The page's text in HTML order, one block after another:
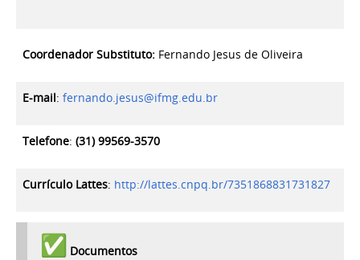
Coordenador Substituto: Fernando Jesus de Oliveira
E-mail: fernando.jesus@ifmg.edu.br
Telefone: (31) 99569-3570
Currículo Lattes: http://lattes.cnpq.br/7351868831731827
Documentos